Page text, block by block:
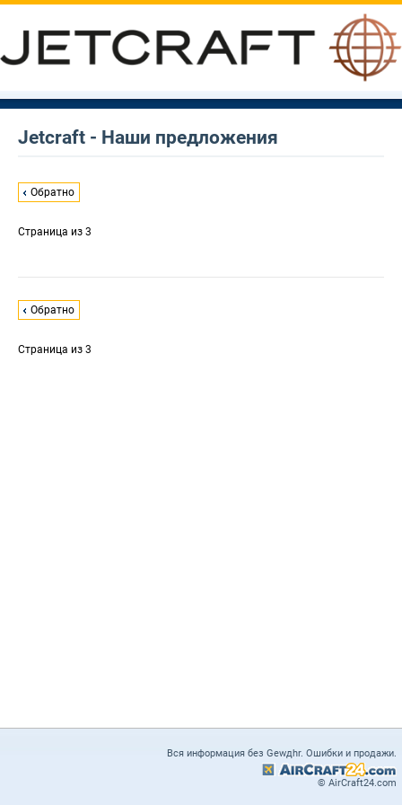
Jetcraft - Наши предложения
Обратно
Страница из 3
Обратно
Страница из 3
Вся информация без Gewдhr. Ошибки и продажи.
© AirCraft24.com